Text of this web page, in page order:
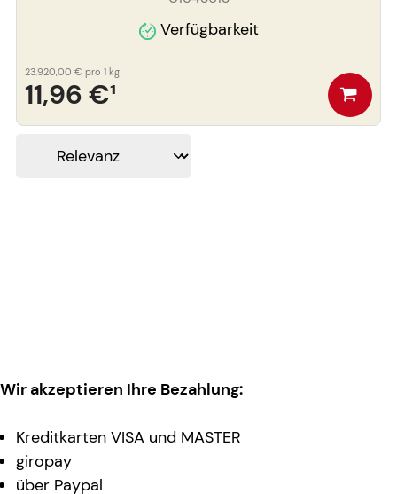
Verfügbarkeit
11,96 €¹
23.920,00 € pro 1 kg
Wir akzeptieren Ihre Bezahlung:
Kreditkarten VISA und MASTER
giropay
über Paypal